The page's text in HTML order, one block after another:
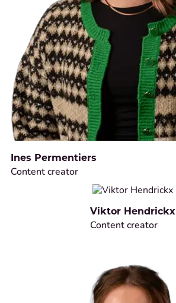
Ines Permentiers
Content creator
Viktor Hendrickx
Content creator